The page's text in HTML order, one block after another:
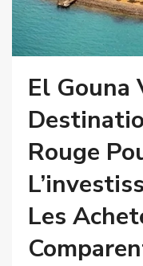
El Gouna
Rouge
Les